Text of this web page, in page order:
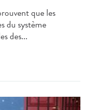
que les
du système
des...